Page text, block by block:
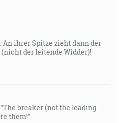
An ihrer Spitze zieht dann der
der leitende Widder)!
breaker (not the leading
them!”